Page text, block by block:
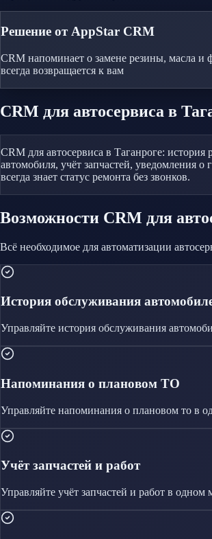
Решение от AppStar CRM
CRM напоминает о замене резины, масла и
всегда возвращается к вам
CRM для автосервиса в
CRM для автосервиса в Таганроге: история
автомобиля, учёт запчастей, уведомления о
всегда знает статус ремонта без звонков.
Возможности CRM для
Всё необходимое для автоматизации
История обслуживания
Управляйте история обслуживания
Напоминания о плановом ТО
Управляйте напоминания о плановом то в
Учёт запчастей и работ
Управляйте учёт запчастей и работ в одном